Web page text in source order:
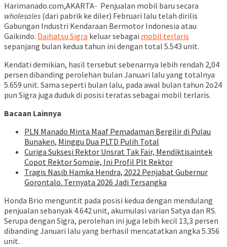
Harimanado.com,AKARTA- Penjualan mobil baru secara
wholesales (dari pabrik ke diler) Februari lalu telah dirilis
Gabungan Industri Kendaraan Bermotor Indonesia atau
Gaikindo. Daihatsu Sigra keluar sebagai mobil terlaris
sepanjang bulan kedua tahun ini dengan total 5.543 unit.
Kendati demikian, hasil tersebut sebenarnya lebih rendah 2,04
persen dibanding perolehan bulan Januari lalu yang totalnya
5.659 unit. Sama seperti bulan lalu, pada awal bulan tahun 2o24
pun Sigra juga duduk di posisi teratas sebagai mobil terlaris.
Bacaan Lainnya
PLN Manado Minta Maaf Pemadaman Bergilir di Pulau
Bunaken, Minggu Dua PLTD Pulih Total
Curiga Suksesi Rektor Unsrat Tak Fair, Mendiktisaintek
Copot Rektor Sompie, Ini Profil Plt Rektor
Tragis Nasib Hamka Hendra, 2022 Penjabat Gubernur
Gorontalo. Ternyata 2026 Jadi Tersangka
Honda Brio menguntit pada posisi kedua dengan mendulang
penjualan sebanyak 4.642 unit, akumulasi varian Satya dan RS.
Serupa dengan Sigra, perolehan ini juga lebih kecil 13,3 persen
dibanding Januari lalu yang berhasil mencatatkan angka 5.356
unit.